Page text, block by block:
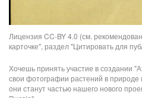
Лицензия CC-BY 4.0 (см.
карточке", раздел "Цитировать для
Хочешь принять участие в создании
свои фотографии растений в природе
они станут частью нашего нового